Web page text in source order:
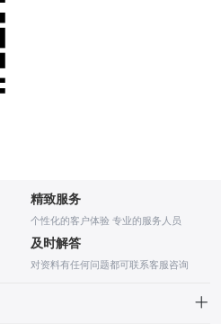
精致服务
个性化的客户体验 专业的服务人员
及时解答
对资料有任何问题都可联系客服咨询